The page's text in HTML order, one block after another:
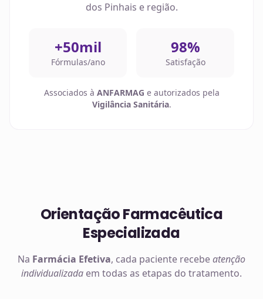
dos Pinhais e região.
+50mil
Fórmulas/ano
98%
Satisfação
Associados à ANFARMAG e autorizados pela
Vigilância Sanitária.
Orientação Farmacêutica
Especializada
Na Farmácia Efetiva, cada paciente recebeatenção
individualizada em todas as etapas do tratamento.